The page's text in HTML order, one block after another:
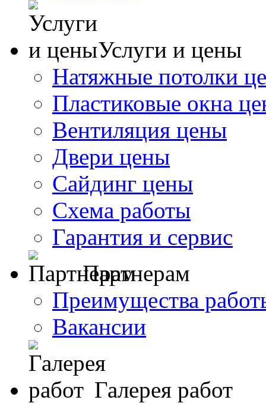
Услуги и цены
Натяжные потолки
Пластиковые окна
Вентиляция цены
Двери цены
Сайдинг цены
Схема работы
Гарантия и сервис
Партнерам
Преимущества
Вакансии
Галерея работ